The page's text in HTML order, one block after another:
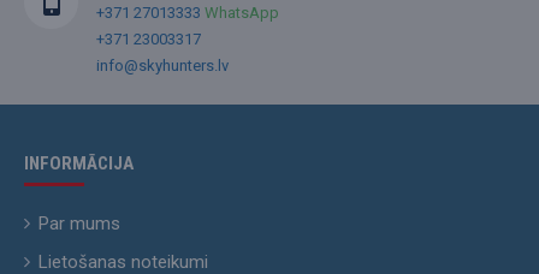
+371 27013333 WhatsApp
+371 23003317
info@skyhunters.lv
INFORMĀCIJA
Par mums
Lietošanas noteikumi